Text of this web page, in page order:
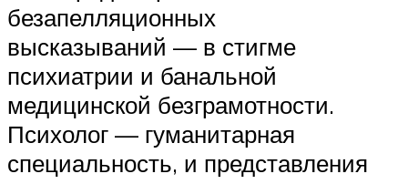
безапелляционных
высказываний — в стигме
психиатрии и банальной
медицинской безграмотности.
Психолог — гуманитарная
специальность, и представления